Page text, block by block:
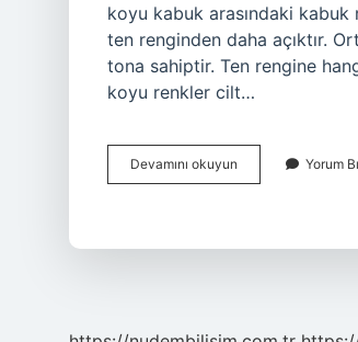
koyu kabuk arasındaki
ten renginden daha açıktır.
tona sahiptir. Ten rengine
koyu renkler cilt…
Devamını okuyun
Ten
Yorum